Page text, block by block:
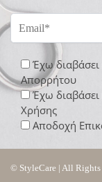
Έχω
Απορρήτου
Έχω
Χρήσης
Αποδοχή
© StyleCare | All Rights